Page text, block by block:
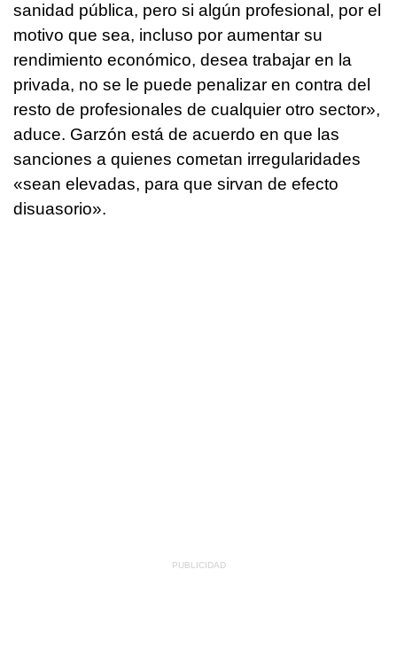
sanidad pública, pero si algún profesional, por el
motivo que sea, incluso por aumentar su
rendimiento económico, desea trabajar en la
privada, no se le puede penalizar en contra del
resto de profesionales de cualquier otro sector»,
aduce. Garzón está de acuerdo en que las
sanciones a quienes cometan irregularidades
«sean elevadas, para que sirvan de efecto
disuasorio».